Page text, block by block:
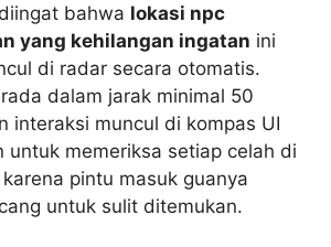
bahwa lokasi npc
yang kehilangan ingatan ini
di radar secara otomatis.
dalam jarak minimal 50
interaksi muncul di kompas UI
untuk memeriksa setiap celah di
pintu masuk guanya
untuk sulit ditemukan.